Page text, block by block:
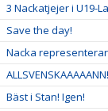
3 Nackatjejer i U19-
Save the day!
Nacka
Bäst i Stan! Igen!